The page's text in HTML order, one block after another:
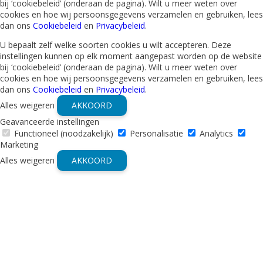
bij ‘cookiebeleid’ (onderaan de pagina). Wilt u meer weten over
cookies en hoe wij persoonsgegevens verzamelen en gebruiken, lees
dan ons Cookiebeleid en Privacybeleid.
U bepaalt zelf welke soorten cookies u wilt accepteren. Deze
instellingen kunnen op elk moment aangepast worden op de website
bij ‘cookiebeleid’ (onderaan de pagina). Wilt u meer weten over
cookies en hoe wij persoonsgegevens verzamelen en gebruiken, lees
dan ons Cookiebeleid en Privacybeleid.
Alles weigeren
AKKOORD
Geavanceerde instellingen
Functioneel (noodzakelijk)
Personalisatie
Analytics
Marketing
Alles weigeren
AKKOORD